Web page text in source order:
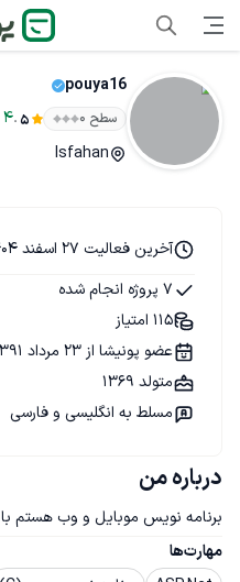
pouya16
سطح ۰ 5
.
4
Isfahan
درباره من
برنامه نویس موبایل و وب هستم با ۷ سال سابقه کار.
مهارت‌ها
آخرین فعالیت 27 اسفند 1404
7 پروژه انجام شده
115 امتیاز
عضو پونیشا از 23 مرداد 1391
متولد 1369
مسلط به انگلیسی و فارسی